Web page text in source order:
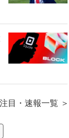
注目・速報一覧